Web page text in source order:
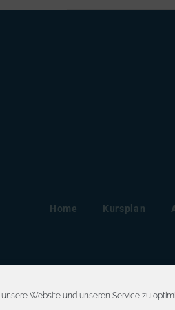
Website und unseren Service zu
Home Kursplan